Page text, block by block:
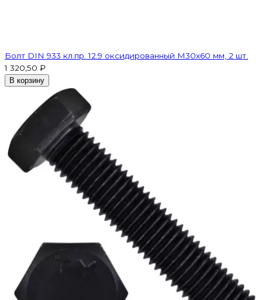
Болт DIN 933 кл.пр. 12.9 оксидированный M30х60 мм, 2 шт.
1 320,50 ₽
В корзину